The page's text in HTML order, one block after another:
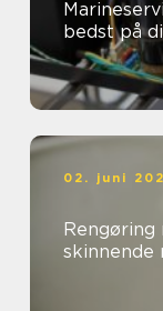
Marineservice
bedst på
02. juni
Rengøring
skinnende